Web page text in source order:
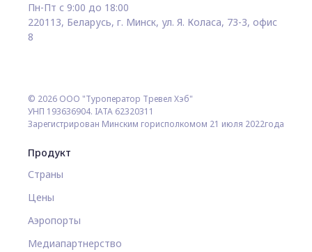
Пн-Пт с 9:00 до 18:00
220113, Беларусь, г. Минск, ул. Я. Коласа, 73-3, офис
8
© 2026 ООО "Туроператор Тревел Хэб"
УНП 193636904. IATA 62320311
Зарегистрирован Минским горисполкомом 21 июля 2022года
Продукт
Страны
Цены
Аэропорты
Медиапартнерство